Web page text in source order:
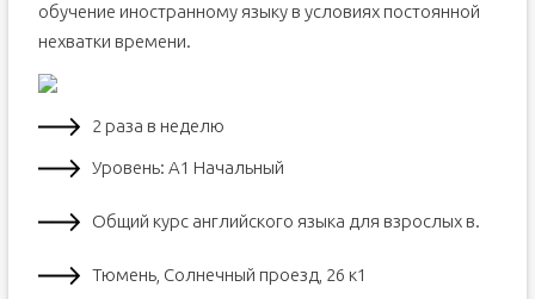
обучение иностранному языку в условиях постоянной
нехватки времени.
2 раза в неделю
Уровень: А1 Начальный
Общий курс английского языка для взрослых в.
Тюмень, Солнечный проезд, 26 к1